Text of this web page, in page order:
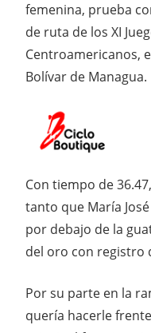
femenina, prueba
de ruta de los XI
Centroamericanos,
Bolívar de Managua.
Con tiempo de
tanto que María
por debajo de la
del oro con registro
Por su parte en la
quería hacerle